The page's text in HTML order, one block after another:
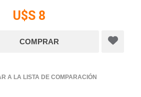
U$S 8
A LA LISTA DE COMPARACIÓN